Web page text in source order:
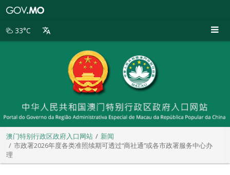
别
33°C
澳门特别行政区政府入口网站
新闻
市政署2026年度各类准照续期可透过“商社通”或各市政署服务中心办
理